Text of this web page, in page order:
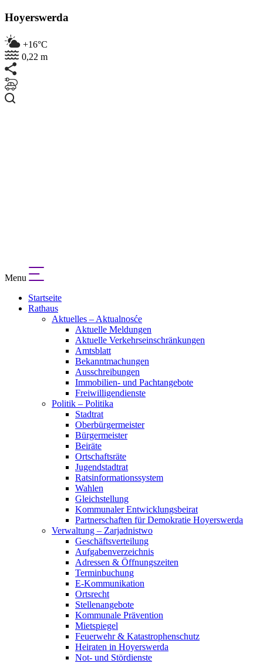
Hoyerswerda
+16°C
0,22 m
Menu
Startseite
Rathaus
Aktuelles – Aktualnosće
Aktuelle Meldungen
Aktuelle Verkehrseinschränkungen
Amtsblatt
Bekanntmachungen
Ausschreibungen
Immobilien- und Pachtangebote
Freiwilligendienste
Politik – Politika
Stadtrat
Oberbürgermeister
Bürgermeister
Beiräte
Ortschaftsräte
Jugendstadtrat
Ratsinformationssystem
Wahlen
Gleichstellung
Kommunaler Entwicklungsbeirat
Partnerschaften für Demokratie Hoyerswerda
Verwaltung – Zarjadnistwo
Geschäftsverteilung
Aufgabenverzeichnis
Adressen & Öffnungszeiten
Terminbuchung
E-Kommunikation
Ortsrecht
Stellenangebote
Kommunale Prävention
Mietspiegel
Feuerwehr & Katastrophenschutz
Heiraten in Hoyerswerda
Not- und Stördienste